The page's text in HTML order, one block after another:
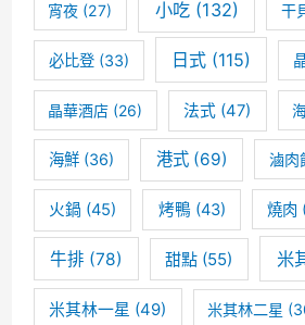
宵夜 (27) 小吃(132) 干
必比登(33) 日式 (115)
晶華酒店 (26) 法式 (47)
海鮮(36) 港式(69) 滷肉
火鍋 (45) 烤鴨(43) 燒肉
牛排 (78) 甜點 (55) 米
米其林一星 (49) 米其林二星